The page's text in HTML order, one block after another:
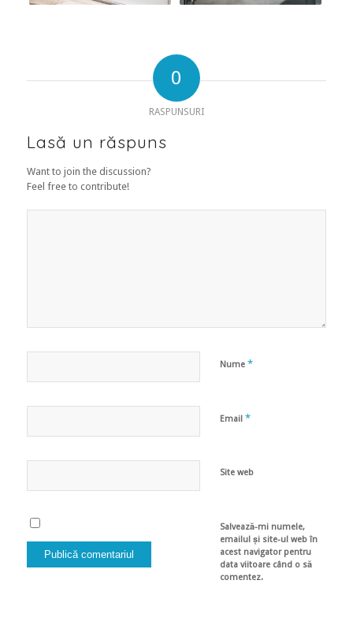
0
RASPUNSURI
Lasă un răspuns
Want to join the discussion?
Feel free to contribute!
Nume *
Email *
Site web
Salvează-mi numele,
emailul și site-ul web în
acest navigator pentru
data viitoare când o să
comentez.